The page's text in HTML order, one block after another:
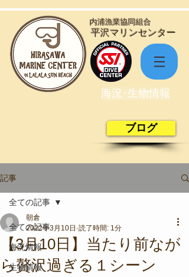
​平沢マリンセンター
​内浦漁業協同組合
海況･生物情報
ブログ
記事
全ての記事
海況情報
生物情報
全ての記事
【3月10日】当たり前なが
ら贅沢過ぎる１シーン
朝倉
2022年3月10日 読了時間: 1分